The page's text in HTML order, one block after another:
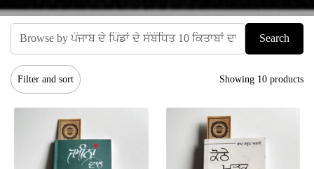
Search
Filter and sort Showing 10 products